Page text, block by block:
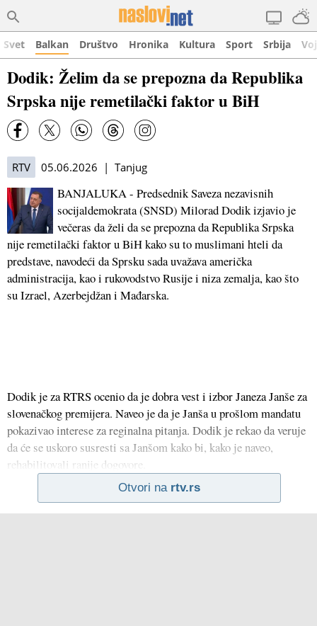
Svet Balkan Društvo Hronika Kultura Sport Srbija
Dodik: Želim da se prepozna da Republika
Srpska nije remetilački faktor u BiH
RTV 05.06.2026 | Tanjug
BANJALUKA - Predsednik Saveza nezavisnih
socijaldemokrata (SNSD) Milorad Dodik izjavio je
večeras da želi da se prepozna da Republika Srpska
nije remetilački faktor u BiH kako su to muslimani hteli da
predstave, navodeći da Sprsku sada uvažava američka
administracija, kao i rukovodstvo Rusije i niza zemalja, kao što
su Izrael, Azerbejdžan i Mađarska.
Dodik je za RTRS ocenio da je dobra vest i izbor Janeza Janše za
slovenačkog premijera. Naveo je da je Janša u prošlom mandatu
pokazivao interese za reginalna pitanja. Dodik je rekao da veruje
da će se uskoro susresti sa Janšom kako bi, kako je naveo,
rehabilitovali ranije dogovore.
Otvori na rtv.rs